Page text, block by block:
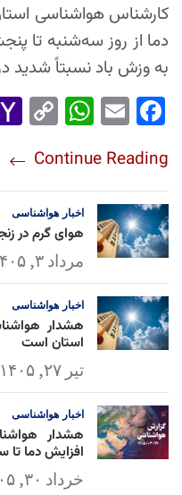
کارشناس هواشناسی
دما از روز سه‌شنبه تا
به وزش باد نسبتاً شدید
Fac
ok
Em
Wh
Ap
p
Co
Lin
k
Continue Reading
اخبار هواشناسی
هوای گرم در
مرداد ۳, ۱۴۰۵
اخبار هواشناسی
استان است
تیر ۲۷, ۱۴۰۵
اخبار هواشناسی
هشدار
افزایش دما تا
خرداد ۳۰, ۱۴۰۵